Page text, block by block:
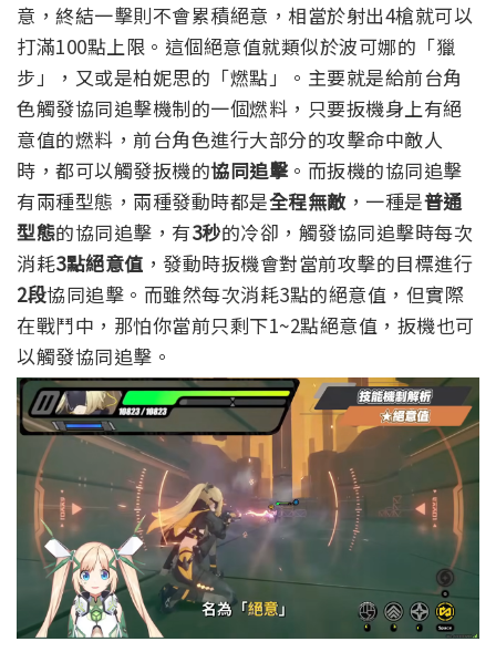
意，終結一擊則不會累積絕意，相當於射出4槍就可以
打滿100點上限。 這個絕意值就類似於波可娜的「獵
步」，又或是柏妮思的「燃點」。主要就是給前台角
色觸發協同追擊機制的一個燃料，只要扳機身上有絕
意值的燃料，前台角色進行大部分的攻擊命中敵人
時，都可以觸發扳機的協同追擊 。 而扳機的協同追擊
有兩種型態，兩種發動時都是全程無敵，一種是普通
型態的協同追擊，有3秒的冷卻，觸發協同追擊時每次
消耗3點絕意值 ，發動時扳機會對當前攻擊的目標進行
2段協同追擊。而雖然每次消耗3點的絕意值，但實際
在戰鬥中， 那怕你當前只剩下1~2點絕意值，扳機也可
以觸發協同追擊。